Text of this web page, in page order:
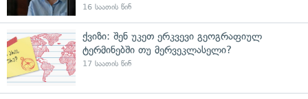
16 საათის წინ
ქვიზი: შენ უკეთ ერკვევი გეოგრაფიულ
ტერმინებში თუ მერვეკლასელი?
17 საათის წინ